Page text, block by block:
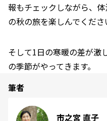
報もチェックしながら、
の秋の旅を楽しんでくださ
そして1日の寒暖の差が激
の季節がやってきます。
筆者
市之宮 直子